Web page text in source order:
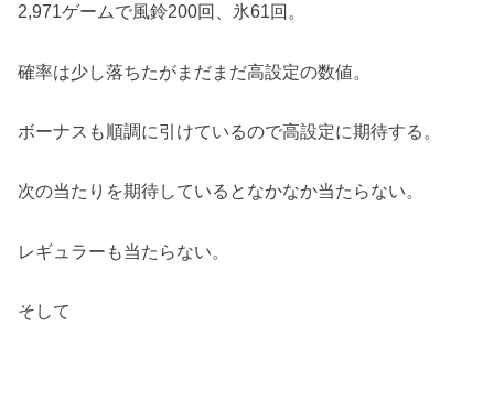
2,971ゲームで風鈴200回、氷61回。
確率は少し落ちたがまだまだ高設定の数値。
ボーナスも順調に引けているので高設定に期待する。
次の当たりを期待しているとなかなか当たらない。
レギュラーも当たらない。
そして